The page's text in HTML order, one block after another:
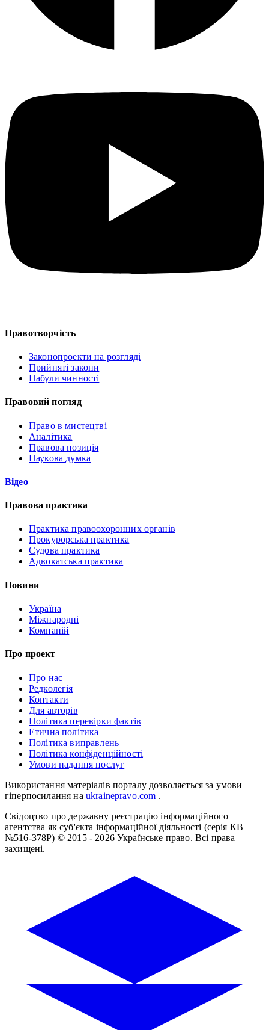
Правотворчість
Законопроекти на розгляді
Прийняті закони
Набули чинності
Правовий погляд
Право в мистецтві
Аналітика
Правова позиція
Наукова думка
Відео
Правова практика
Практика правоохоронних органів
Прокурорська практика
Судова практика
Адвокатська практика
Новини
Україна
Міжнародні
Компаній
Про проект
Про нас
Редколегія
Контакти
Для авторів
Політика перевірки фактів
Етична політика
Політика виправлень
Політика конфіденційності
Умови надання послуг
Використання матеріалів порталу дозволяється за умови
гіперпосилання на ukrainepravo.com .
Свідоцтво про державну реєстрацію інформаційного
агентства як суб'єкта інформаційної діяльності (серія КВ
№516-378Р) © 2015 - 2026 Українське право. Всі права
захищені.